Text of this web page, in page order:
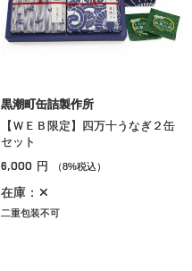
黒潮町缶詰製作所
【ＷＥＢ限定】四万十うなぎ２缶
セット
6,000 円 （8%税込）
在庫：✕
二重包装不可